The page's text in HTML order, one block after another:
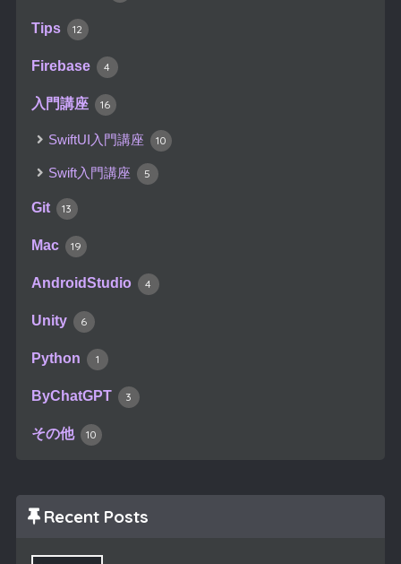
Tips 12
Firebase 4
入門講座 16
SwiftUI入門講座 10
Swift入門講座 5
Git 13
Mac 19
AndroidStudio 4
Unity 6
Python 1
ByChatGPT 3
その他 10
Recent Posts